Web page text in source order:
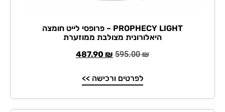
PROPHECY LIGHT – פרופסי לייט חומצה
היאלורונית מצולבת ממוזערת
595.00₪
487.90 ₪
לפרטים ורכישה >>